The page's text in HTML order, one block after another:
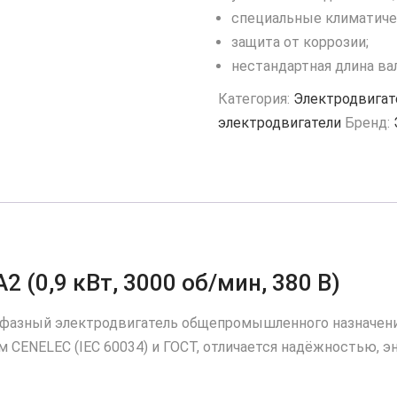
специальные
защита от коррозии;
нестандартная длина
Категория:
электродвигатели Бренд:
(0,9 кВт, 3000 об/мин, 380 В)
электродвигатель общепромышленного
(IEC 60034) и ГОСТ, отличается надёжностью,